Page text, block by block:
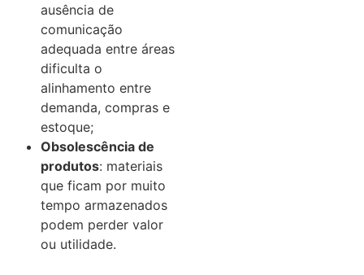
ausência de
comunicação
adequada entre áreas
dificulta o
alinhamento entre
demanda, compras e
estoque;
Obsolescência de
produtos: materiais
que ficam por muito
tempo armazenados
podem perder valor
ou utilidade.